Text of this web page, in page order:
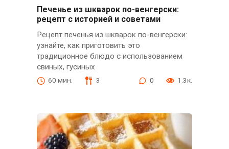
Печенье из шкварок по-венгерски:
рецепт с историей и советами
Рецепт печенья из шкварок по-венгерски:
узнайте, как приготовить это
традиционное блюдо с использованием
свиных, гусиных
60 мин. 3 0 1.3к.